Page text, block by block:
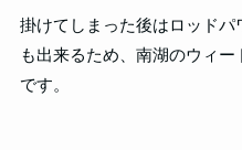
掛けてしまった後はロッドパ
も出来るため、南湖のウィ
です。